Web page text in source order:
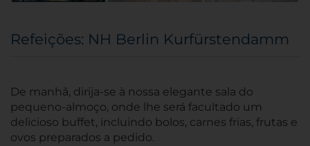
Refeições: NH Berlin Kurfürstendamm
De manhã, dirija-se à nossa elegante sala do
pequeno-almoço, onde lhe será facultado um
delicioso buffet, incluindo bolos, carnes frias, frutas e
ovos preparados a pedido.